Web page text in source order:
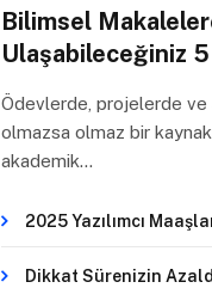
Bilimsel
Ulaşabileceğiniz
Ödevlerde, projelerde ve
olmazsa olmaz bir
akademik…
2025 Yazılımcı
Dikkat Sürenizin